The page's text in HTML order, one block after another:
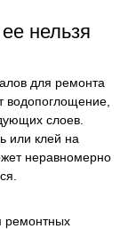
нельзя
для ремонта
водопоглощение,
слоев.
или клей на
неравномерно
ремонтных